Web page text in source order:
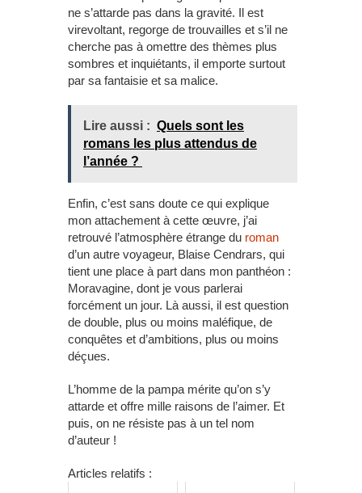
ne s’attarde pas dans la gravité. Il est
virevoltant, regorge de trouvailles et s’il ne
cherche pas à omettre des thèmes plus
sombres et inquiétants, il emporte surtout
par sa fantaisie et sa malice.
Lire aussi : Quels sont les
romans les plus attendus de
l’année ?
Enfin, c’est sans doute ce qui explique
mon attachement à cette œuvre, j’ai
retrouvé l’atmosphère étrange du roman
d’un autre voyageur, Blaise Cendrars, qui
tient une place à part dans mon panthéon :
Moravagine, dont je vous parlerai
forcément un jour. Là aussi, il est question
de double, plus ou moins maléfique, de
conquêtes et d’ambitions, plus ou moins
déçues.
L’homme de la pampa mérite qu’on s’y
attarde et offre mille raisons de l’aimer. Et
puis, on ne résiste pas à un tel nom
d’auteur !
Articles relatifs :